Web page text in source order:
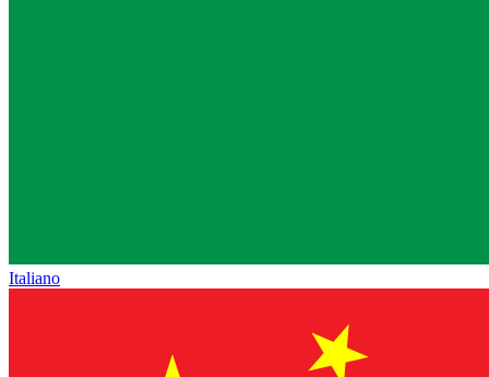
Italiano